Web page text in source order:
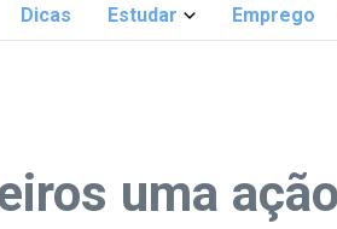
Dicas Estudar Emprego
uma